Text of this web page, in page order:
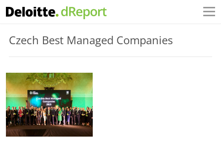
Czech Best Managed Companies